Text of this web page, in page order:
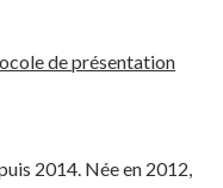
de présentation
2014. Née en 2012,